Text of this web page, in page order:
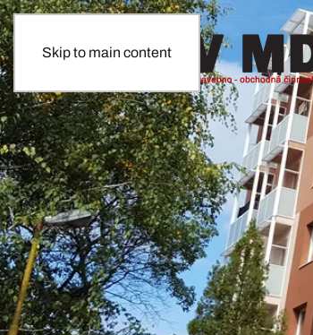
Skip to main content